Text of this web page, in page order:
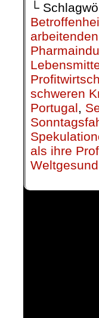
└
schweren
Portugal,
als ihre